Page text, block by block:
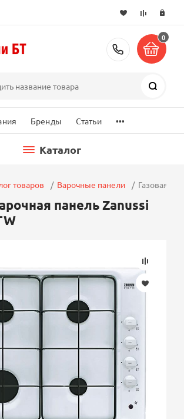
+7 (495)
0
Бренды Статьи ...
Каталог
товаров Варочные панели Газовая
панель Zanussi